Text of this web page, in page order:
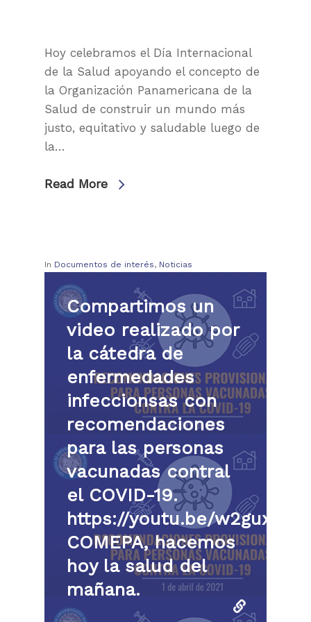
Hoy celebramos el Día Internacional
de la Salud apoyando el concepto de
la Organización Panamericana de la
Salud de construir un mundo más
justo, equitativo y saludable luego de
la…
Read More
In Documentos de interés, Noticias
Compartimos un
video realizado por
la cátedra de
enfermedades
infeccionsas con
recomendaciones
para las personas
vacunadas contral
el COVID-19.
https://youtu.be/
COMEPA, hacemos
hoy la salud del
mañana.